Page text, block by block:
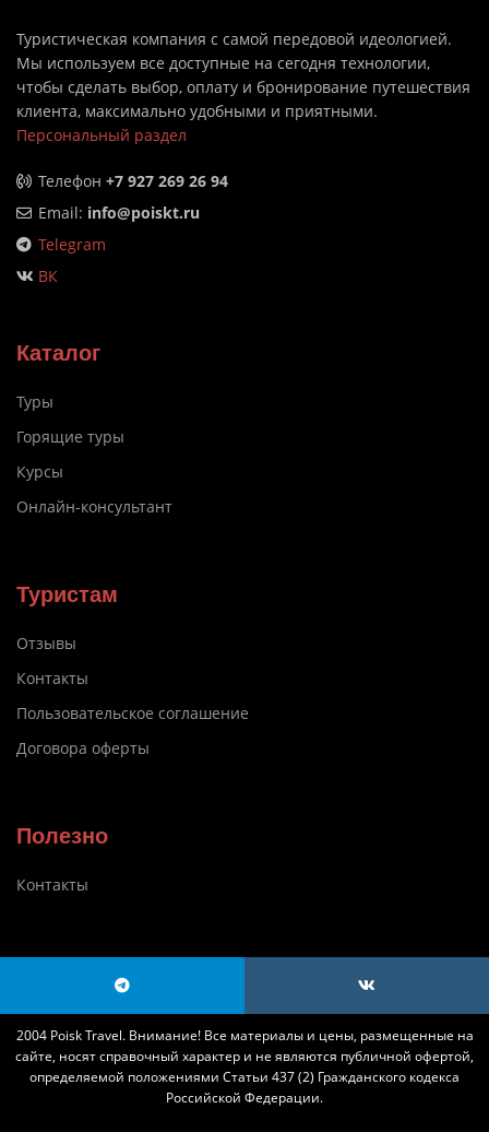
Туристическая компания с самой передовой идеологией.
Мы используем все доступные на сегодня технологии,
чтобы сделать выбор, оплату и бронирование путешествия
клиента, максимально удобными и приятными.
Персональный раздел
Телефон +7 927 269 26 94
Email: info@poiskt.ru
Telegram
ВК
Каталог
Туры
Горящие туры
Курсы
Онлайн-консультант
Туристам
Отзывы
Контакты
Пользовательское соглашение
Договора оферты
Полезно
Контакты
2004 Poisk Travel. Внимание! Все материалы и цены, размещенные на
сайте, носят справочный характер и не являются публичной офертой,
определяемой положениями Статьи 437 (2) Гражданского кодекса
Российской Федерации.